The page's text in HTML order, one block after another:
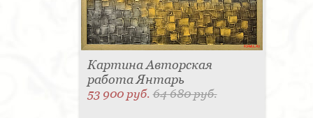
Картина Авторская
работа Янтарь
53 900 руб.64 680 руб.